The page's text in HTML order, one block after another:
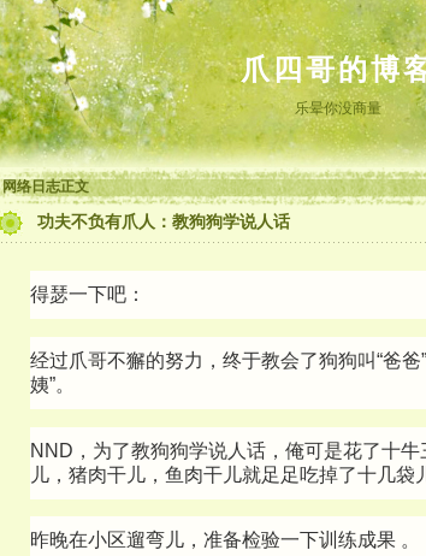
爪四哥的博
乐晕你没商量
网络日志正文
功夫不负有爪人：教狗狗学说人话
得瑟一下吧：
经过爪哥不獬的努力，终于教会了狗狗叫“爸爸”
姨”。
NND，为了教狗狗学说人话，俺可是花了十
儿，猪肉干儿，鱼肉干儿就足足吃掉了十几袋
昨晚在小区遛弯儿，准备检验一下训练成果 。